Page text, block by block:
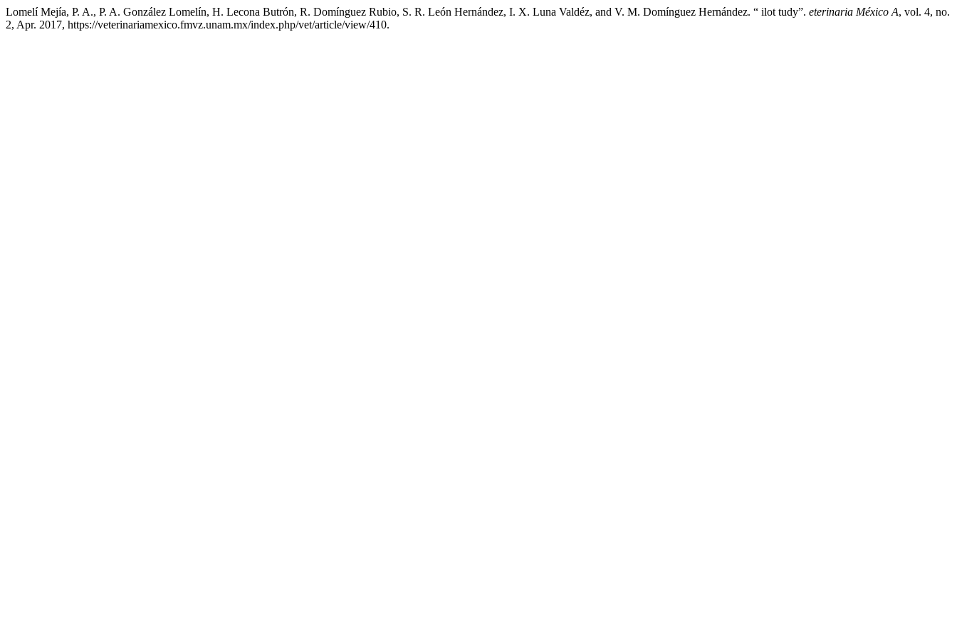
Lomelí Mejía, P. A., P. A. González Lomelín, H. Lecona Butrón, R. Domínguez Rubio, S. R. León Hernández, I. X. Luna Valdéz, and V. M. Domínguez Hernández. “ ilot tudy”. eterinaria México A, vol. 4, no.
2, Apr. 2017, https://veterinariamexico.fmvz.unam.mx/index.php/vet/article/view/410.